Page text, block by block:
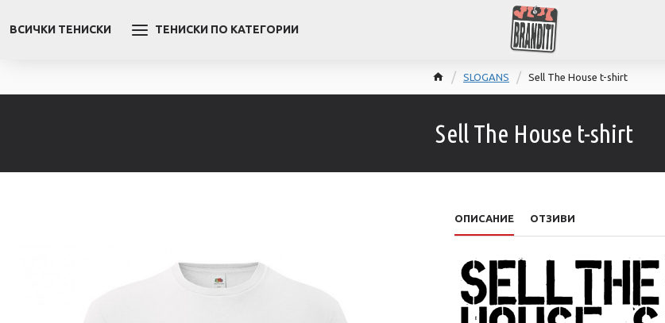
ВСИЧКИ ТЕНИСКИ ТЕНИСКИ ПО КАТЕГОРИИ
SLOGANS Sell The House t-shirt
Sell The House t-shirt
ОПИСАНИЕ ОТЗИВИ